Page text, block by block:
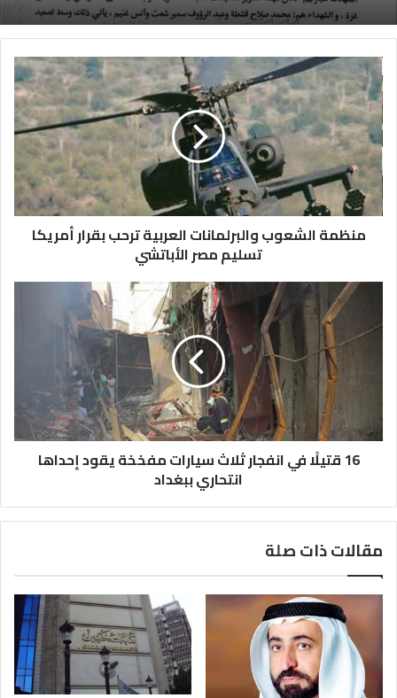
منظمة الشعوب والبرلمانات العربية ترحب بقرار أمريكا
تسليم مصر الأباتشي
16 قتيلًا في انفجار ثلاث سيارات مفخخة يقود إحداها
انتحاري ببغداد
مقالات ذات صلة